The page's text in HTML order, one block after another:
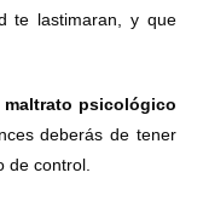
te lastimaran, y que
maltrato psicológico
deberás de tener
de control.